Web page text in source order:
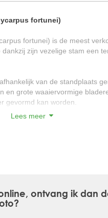
OLIJFWILG
EUCALYPTUS
fortunei)
fortunei) is de meest
zijn vezelige stam een
van de standplaats
en grote waaiervormige
gevormd kan worden.
assortiment van de
Lees meer
ontvang ik dan